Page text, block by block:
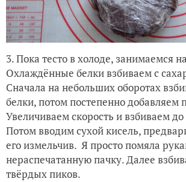
3. Пока тесто в холоде, занимаемся
Охлаждённые белки взбиваем с
Сначала на небольших оборотах
белки, потом постепенно добавляем
Увеличиваем скорость и взбиваем
Потом вводим сухой кисель,
его измельчив. Я просто помяла
нераспечатанную пачку. Далее
твёрдых пиков.